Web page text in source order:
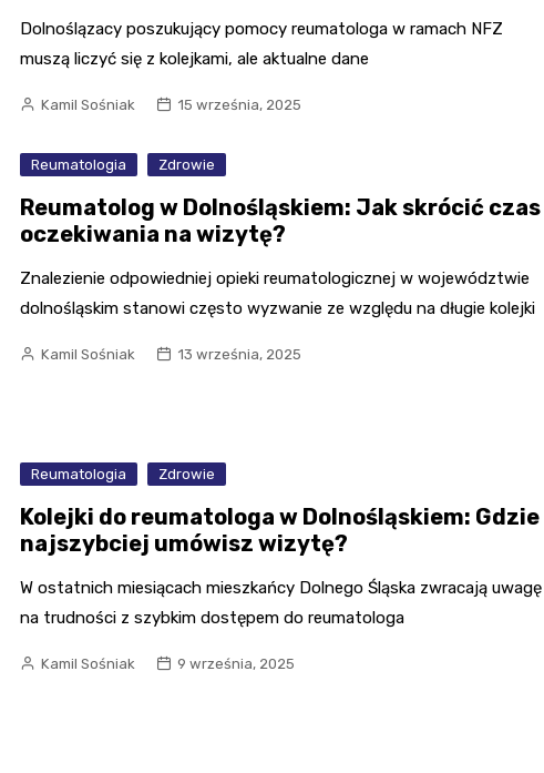
Dolnoślązacy poszukujący pomocy reumatologa w ramach NFZ
muszą liczyć się z kolejkami, ale aktualne dane
Kamil Sośniak 15 września, 2025
Reumatologia Zdrowie
Reumatolog w Dolnośląskiem: Jak skrócić czas
oczekiwania na wizytę?
Znalezienie odpowiedniej opieki reumatologicznej w województwie
dolnośląskim stanowi często wyzwanie ze względu na długie kolejki
Kamil Sośniak 13 września, 2025
Reumatologia Zdrowie
Kolejki do reumatologa w Dolnośląskiem: Gdzie
najszybciej umówisz wizytę?
W ostatnich miesiącach mieszkańcy Dolnego Śląska zwracają uwagę
na trudności z szybkim dostępem do reumatologa
Kamil Sośniak 9 września, 2025